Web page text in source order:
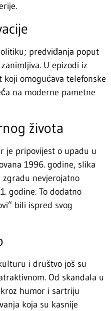
predviđanja poput
U epizodi iz
koji omogućava telefonske
na moderne pametne
života
je pripovijest o upadu u
1996. godine, slika
nevjerojatno
godine. To dodatno
bili ispred svog
i društvo još su
Od skandala u
kroz humor i sartriju
koja su kasnije